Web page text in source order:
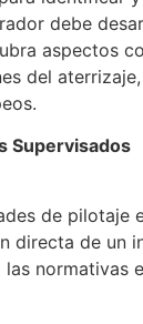
debe
aspectos
del
Supervisados
de pilotaje
directa de un
normativas